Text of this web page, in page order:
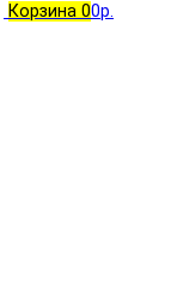
Корзина 00р.